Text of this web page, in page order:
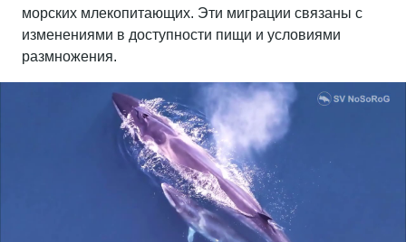
морских млекопитающих. Эти миграции связаны с
изменениями в доступности пищи и условиями
размножения.